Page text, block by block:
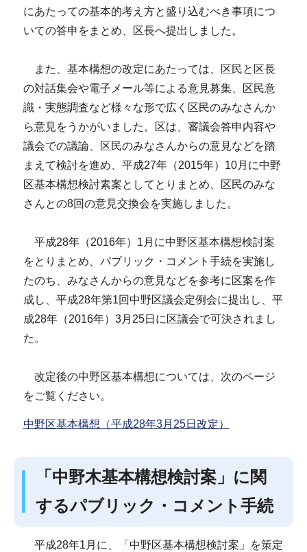
にあたっての基本的考え方と盛り込むべき事項につ
いての答申をまとめ、区長へ提出しました。
また、基本構想の改定にあたっては、区民と区長
の対話集会や電子メール等による意見募集、区民意
識・実態調査など様々な形で広く区民のみなさんか
ら意見をうかがいました。区は、審議会答申内容や
議会での議論、区民のみなさんからの意見などを踏
まえて検討を進め、平成27年（2015年）10月に中野
区基本構想検討素案としてとりまとめ、区民のみな
さんとの8回の意見交換会を実施しました。
平成28年（2016年）1月に中野区基本構想検討案
をとりまとめ、パブリック・コメント手続を実施し
たのち、みなさんからの意見などを参考に区案を作
成し、平成28年第1回中野区議会定例会に提出し、平
成28年（2016年）3月25日に区議会で可決されまし
た。
改定後の中野区基本構想については、次のページ
をご覧ください。
中野区基本構想（平成28年3月25日改定）
「中野木基本構想検討案」に関
するパブリック・コメント手続
平成28年1月に、「中野区基本構想検討案」を策定